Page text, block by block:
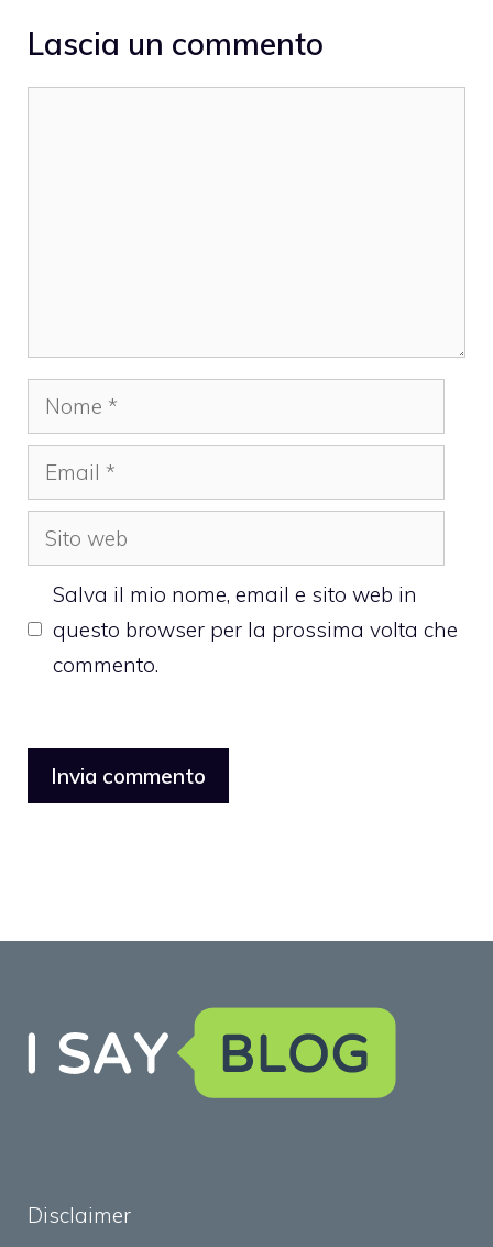
Lascia un commento
Nome
Email
Sito
web
Salva il mio nome, email e sito web in
questo browser per la prossima volta che
commento.
Disclaimer